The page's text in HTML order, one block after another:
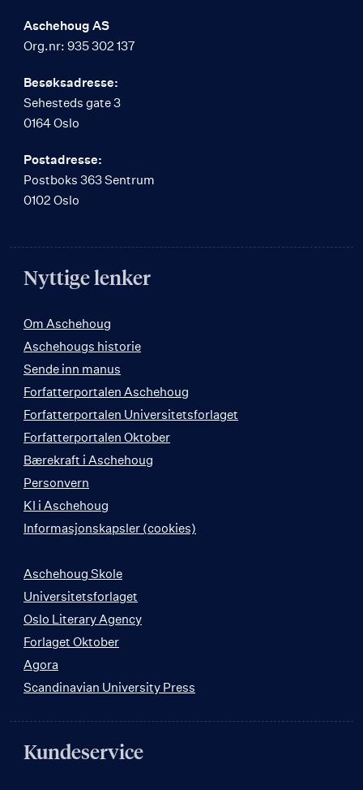
Aschehoug AS
Org.nr: 935 302 137
Besøksadresse:
Sehesteds gate 3
0164 Oslo
Postadresse:
Postboks 363 Sentrum
0102 Oslo
Nyttige lenker
Om Aschehoug
Aschehougs historie
Sende inn manus
Forfatterportalen Aschehoug
Forfatterportalen Universitetsforlaget
Forfatterportalen Oktober
Bærekraft i Aschehoug
Personvern
KI i Aschehoug
Informasjonskapsler (cookies)
Aschehoug Skole
Universitetsforlaget
Oslo Literary Agency
Forlaget Oktober
Agora
Scandinavian University Press
Kundeservice